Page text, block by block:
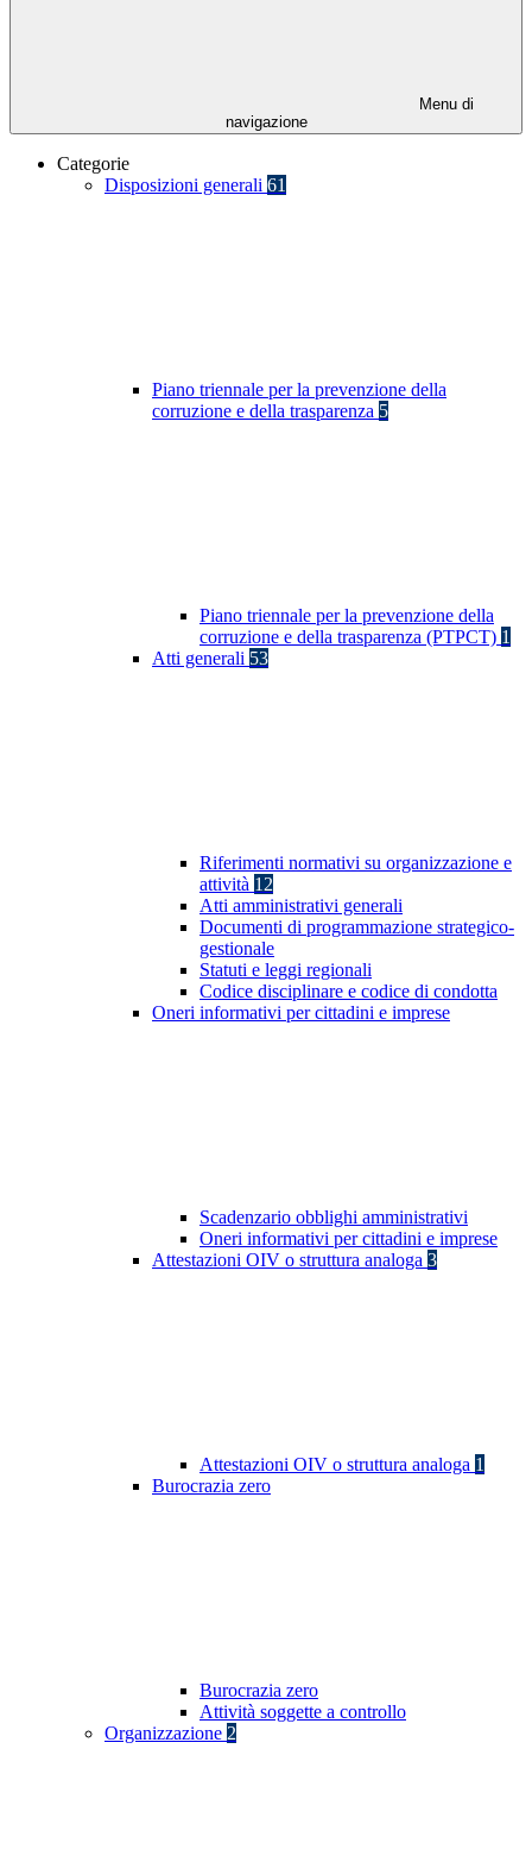
Menu di
navigazione
Categorie
Disposizioni generali 61
Piano triennale per la prevenzione della
corruzione e della trasparenza 5
Piano triennale per la prevenzione della
corruzione e della trasparenza (PTPCT) 1
Atti generali 53
Riferimenti normativi su organizzazione e
attività 12
Atti amministrativi generali
Documenti di programmazione strategico-
gestionale
Statuti e leggi regionali
Codice disciplinare e codice di condotta
Oneri informativi per cittadini e imprese
Scadenzario obblighi amministrativi
Oneri informativi per cittadini e imprese
Attestazioni OIV o struttura analoga 3
Attestazioni OIV o struttura analoga 1
Burocrazia zero
Burocrazia zero
Attività soggette a controllo
Organizzazione 2